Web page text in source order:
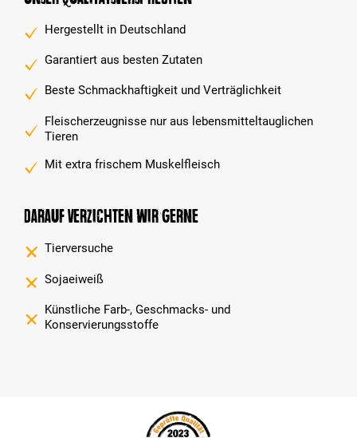
Hergestellt in Deutschland
Garantiert aus besten Zutaten
Beste Schmackhaftigkeit und Verträglichkeit
Fleischerzeugnisse nur aus lebensmitteltauglichen
Tieren
Mit extra frischem Muskelfleisch
Darauf verzichten wir gerne
Tierversuche
Sojaeiweiß
Künstliche Farb-, Geschmacks- und
Konservierungsstoffe